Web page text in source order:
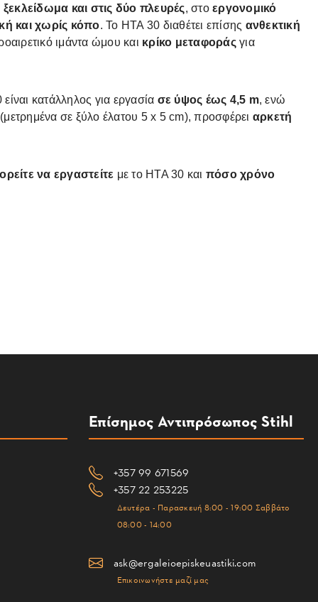
ξεκλείδωμα και στις δύο πλευρές, στο εργονομικό
και χωρίς κόπο. To HTA 30 διαθέτει επίσης ανθεκτική
ιμάντα ώμου και κρίκο μεταφοράς για
κατάλληλος για εργασία σε ύψος έως 4,5 m, ενώ
(μετρημένα σε ξύλο έλατου 5 x 5 cm), προσφέρει αρκετή
να εργαστείτε με το HTA 30 και πόσο χρόνο
Επίσημος Αντιπρόσωπος Stihl
+357 99 671569
+357 22 253225
Δευτέρα - Παρασκευή 8:00 - 19:00 Σαββάτο
08:00 - 14:00
ask@ergaleioepiskeuastiki.com
Επικοινωνήστε μαζί μας